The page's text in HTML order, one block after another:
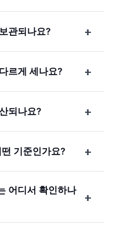
관되나요? +
르게 세나요? +
되나요? +
기준인가요? +
어디서 확인하나
+